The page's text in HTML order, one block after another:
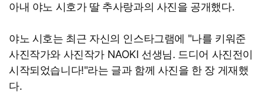
아내 야노 시호가 딸 추사랑과의 사진을 공개했다.
야노 시호는 최근 자신의 인스타그램에 "나를 키워준
사진작가와 사진작가 NAOKI 선생님. 드디어 사진전이
시작되었습니다!"라는 글과 함께 사진을 한 장 게재했
다.